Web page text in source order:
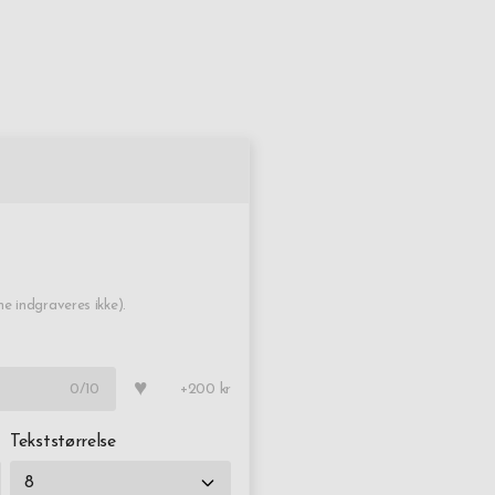
indgraveres ikke).
0/10 ♥ +200 kr
Tekststørrelse